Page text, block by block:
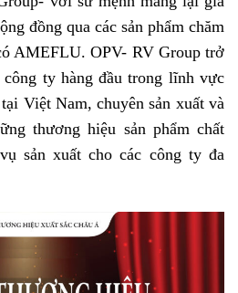
đồng qua các sản phẩm chăm
AMEFLU. OPV- RV Group trở
ty hàng đầu trong lĩnh vực
Việt Nam, chuyên sản xuất và
thương hiệu sản phẩm chất
sản xuất cho các công ty đa